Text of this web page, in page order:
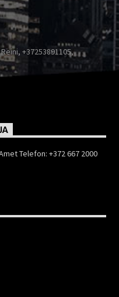
+37253891105,
Telefon: +372 667 2000